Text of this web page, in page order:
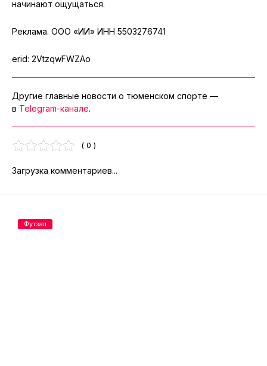
начинают ощущаться.
Реклама. ООО «ИИ» ИНН 5503276741
erid: 2VtzqwFWZAo
Другие главные новости о тюменском спорте —
в Telegram-канале.
( 0 )
Загрузка комментариев...
Футзал